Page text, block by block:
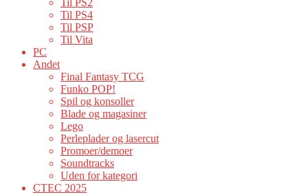
Til PS2
Til PS4
Til PSP
Til Vita
PC
Andet
Final Fantasy TCG
Funko POP!
Spil og konsoller
Blade og magasiner
Lego
Perleplader og lasercut
Promoer/demoer
Soundtracks
Uden for kategori
CTEC 2025